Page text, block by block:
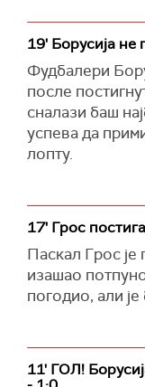
19' Борусија не
Фудбалери
после
сналази баш
успева да
лопту.
17' Грос
Паскал Грос
изашао
погодио, али
11' ГОЛ!